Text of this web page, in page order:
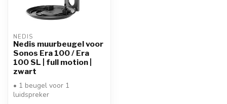
NEDIS
Nedis muurbeugel voor
Sonos Era 100 / Era
100 SL | full motion |
zwart
• 1 beugel voor 1
luidspreker